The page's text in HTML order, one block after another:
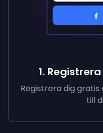
1.
Registrera dig gratis
till